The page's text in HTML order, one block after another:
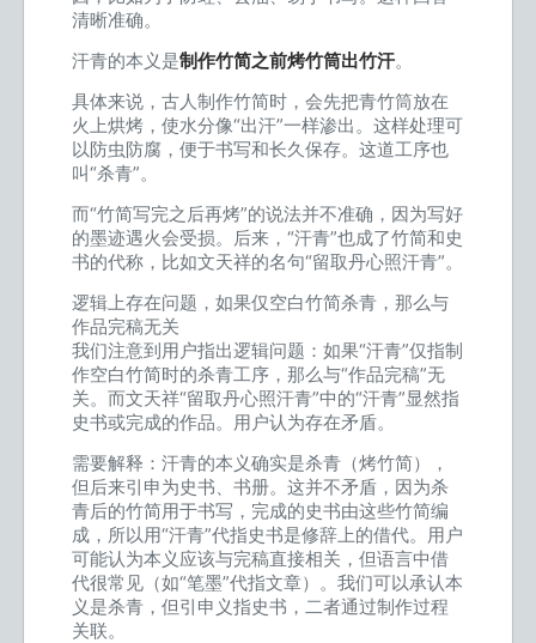
清晰准确。
汗青的本义是制作竹简之前烤竹筒出竹汗。
具体来说，古人制作竹简时，会先把青竹筒放在
火上烘烤，使水分像“出汗”一样渗出。这样处理可
以防虫防腐，便于书写和长久保存。这道工序也
叫“杀青”。
而“竹简写完之后再烤”的说法并不准确，因为写好
的墨迹遇火会受损。后来，“汗青”也成了竹简和史
书的代称，比如文天祥的名句“留取丹心照汗青”。
逻辑上存在问题，如果仅空白竹简杀青，那么与
作品完稿无关
我们注意到用户指出逻辑问题：如果“汗青”仅指制
作空白竹简时的杀青工序，那么与“作品完稿”无
关。而文天祥“留取丹心照汗青”中的“汗青”显然指
史书或完成的作品。用户认为存在矛盾。
需要解释：汗青的本义确实是杀青（烤竹简），
但后来引申为史书、书册。这并不矛盾，因为杀
青后的竹简用于书写，完成的史书由这些竹简编
成，所以用“汗青”代指史书是修辞上的借代。用户
可能认为本义应该与完稿直接相关，但语言中借
代很常见（如“笔墨”代指文章）。我们可以承认本
义是杀青，但引申义指史书，二者通过制作过程
关联。